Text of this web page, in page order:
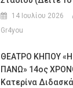
14 Ιουλίου 2026
Gr4you
ΘΕΑΤΡΟ ΚΗΠΟΥ
ΠΑΝΩ» 14ος
Κατερίνα